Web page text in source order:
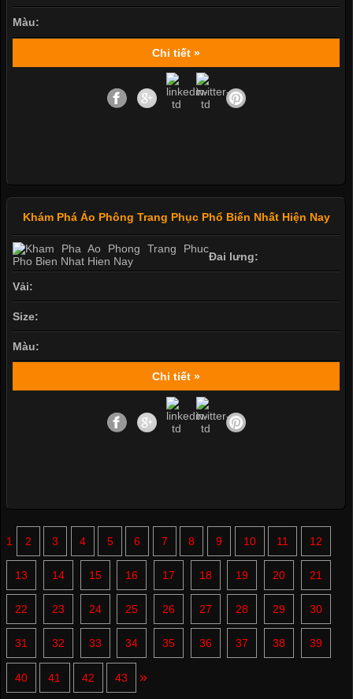
Màu:
Chi tiết »
Khám Phá Áo Phông Trang Phục Phổ Biến Nhất Hiện Nay
Đai lưng:
Vải:
Size:
Màu:
Chi tiết »
1 2 3 4 5 6 7 8 9 10 11 12
13 14 15 16 17 18 19 20 21
22 23 24 25 26 27 28 29 30
31 32 33 34 35 36 37 38 39
40 41 42 43 »